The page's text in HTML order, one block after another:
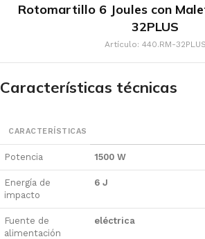
Rotomartillo 6 Joules con
32PLUS
Artículo: 440.RM-32PLUS
Características técnicas
CARACTERÍSTICAS
Potencia 1500 W
Energía de
impacto
6 J
Fuente de
alimentación
eléctrica